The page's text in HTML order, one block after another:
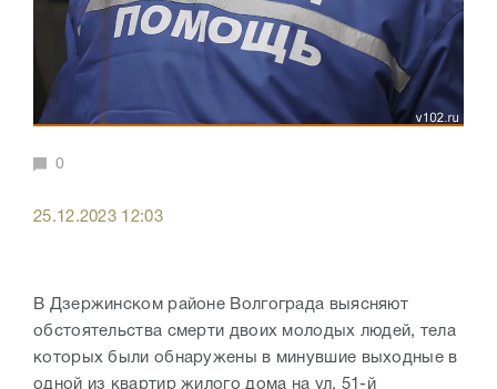
0
25.12.2023 12:03
В Дзержинском районе Волгограда выясняют
обстоятельства смерти двоих молодых людей, тела
которых были обнаружены в минувшие выходные в
одной из квартир жилого дома на ул. 51-й